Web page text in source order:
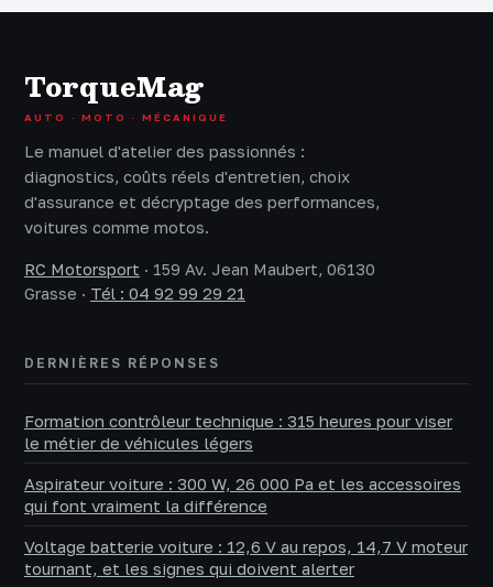
TorqueMag
AUTO · MOTO · MÉCANIQUE
Le manuel d'atelier des passionnés :
diagnostics, coûts réels d'entretien, choix
d'assurance et décryptage des performances,
voitures comme motos.
RC Motorsport · 159 Av. Jean Maubert, 06130
Grasse · Tél : 04 92 99 29 21
DERNIÈRES RÉPONSES
Formation contrôleur technique : 315 heures pour viser
le métier de véhicules légers
Aspirateur voiture : 300 W, 26 000 Pa et les accessoires
qui font vraiment la différence
Voltage batterie voiture : 12,6 V au repos, 14,7 V moteur
tournant, et les signes qui doivent alerter